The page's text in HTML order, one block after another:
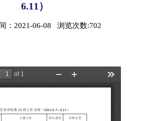
6.11）
：2021-06-08 浏览次数:702